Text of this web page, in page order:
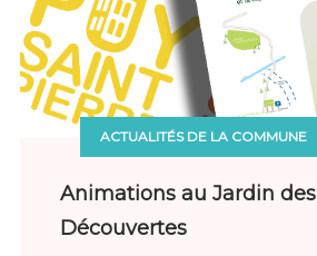
ACTUALITÉS DE LA COMMUNE
Animations au Jardin des
Découvertes